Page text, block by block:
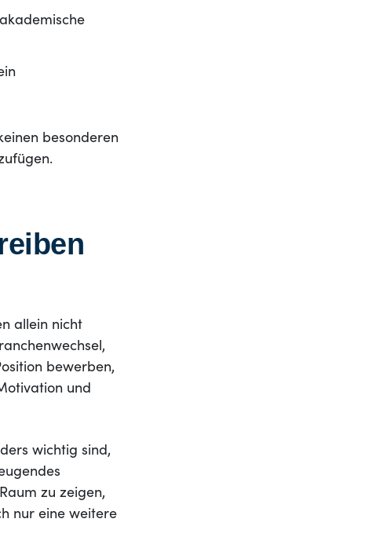
besonderen
allein nicht
bewerben,
und
wichtig sind,
zu zeigen,
nur eine weitere